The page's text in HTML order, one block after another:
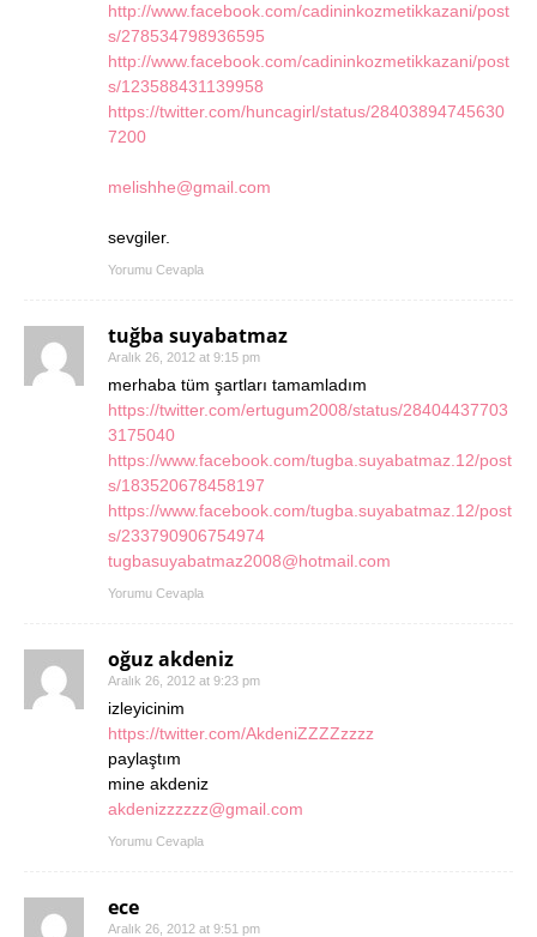
http://www.facebook.com/cadininkozmetikkazani/post
s/278534798936595
http://www.facebook.com/cadininkozmetikkazani/post
s/123588431139958
https://twitter.com/huncagirl/status/28403894745630
7200
melishhe@gmail.com
sevgiler.
Yorumu Cevapla
tuğba suyabatmaz
Aralık 26, 2012 at 9:15 pm
merhaba tüm şartları tamamladım
https://twitter.com/ertugum2008/status/28404437703
3175040
https://www.facebook.com/tugba.suyabatmaz.12/post
s/183520678458197
https://www.facebook.com/tugba.suyabatmaz.12/post
s/233790906754974
tugbasuyabatmaz2008@hotmail.com
Yorumu Cevapla
oğuz akdeniz
Aralık 26, 2012 at 9:23 pm
izleyicinim
https://twitter.com/AkdeniZZZZzzzz
paylaştım
mine akdeniz
akdenizzzzzz@gmail.com
Yorumu Cevapla
ece
Aralık 26, 2012 at 9:51 pm